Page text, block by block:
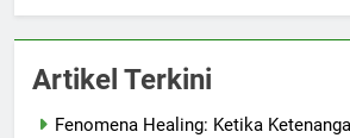
Artikel Terkini
Fenomena Healing: Ketika